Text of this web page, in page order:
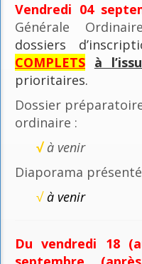
Vendredi 04
Générale
dossiers
COMPLETS à
prioritaires.
Dossier
ordinaire :
√ à venir
Diaporama
√à venir
Du vendredi 18